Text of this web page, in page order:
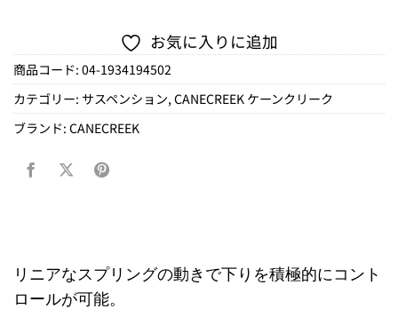
お気に入りに追加
商品コード: 04-1934194502
カテゴリー: サスペンション, CANECREEK ケーンクリーク
ブランド: CANECREEK
リニアなスプリングの動きで下りを積極的にコント
ロールが可能。